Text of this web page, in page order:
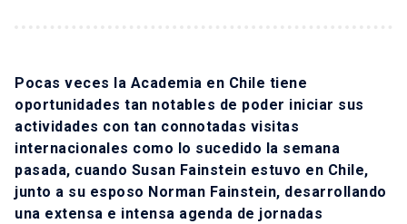
Pocas veces la Academia en Chile tiene
oportunidades tan notables de poder iniciar sus
actividades con tan connotadas visitas
internacionales como lo sucedido la semana
pasada, cuando Susan Fainstein estuvo en Chile,
junto a su esposo Norman Fainstein, desarrollando
una extensa e intensa agenda de jornadas